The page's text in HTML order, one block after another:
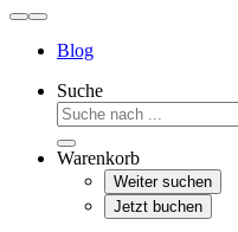
Blog
Suche
Warenkorb
Weiter suchen
Jetzt buchen